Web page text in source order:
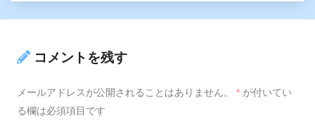
コメントを残す
メールアドレスが公開されることはありません。 * が付いてい
る欄は必須項目です